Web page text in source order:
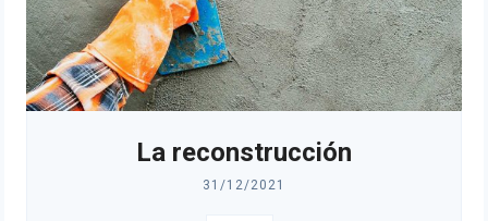
La reconstrucción
31/12/2021